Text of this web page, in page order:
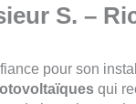
S. –
pour son
qui